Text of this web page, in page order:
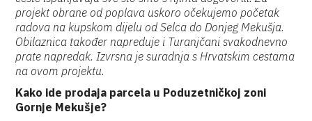
projekt obrane od poplava uskoro očekujemo početak
radova na kupskom dijelu od Selca do Donjeg Mekušja.
Obilaznica također napreduje i Turanjčani svakodnevno
prate napredak. Izvrsna je suradnja s Hrvatskim cestama
na ovom projektu.
Kako ide prodaja parcela u Poduzetničkoj zoni
Gornje Mekušje?